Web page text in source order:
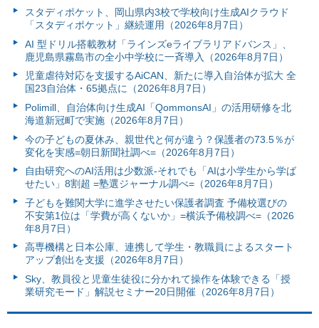
スタディポケット、岡山県内3校で学校向け生成AIクラウド
「スタディポケット」継続運用（2026年8月7日）
AI 型ドリル搭載教材「ラインズeライブラリアドバンス」、
鹿児島県霧島市の全小中学校に一斉導入（2026年8月7日）
児童虐待対応を支援するAiCAN、新たに導入自治体が拡大 全
国23自治体・65拠点に（2026年8月7日）
Polimill、自治体向け生成AI「QommonsAI」の活用研修を北
海道新冠町で実施（2026年8月7日）
今の子どもの夏休み、親世代と何が違う？保護者の73.5％が
変化を実感=朝日新聞社調べ=（2026年8月7日）
自由研究へのAI活用は少数派-それでも「AIは小学生から学ば
せたい」8割超 =塾選ジャーナル調べ=（2026年8月7日）
子どもを難関大学に進学させたい保護者調査 予備校選びの
不安第1位は「学費が高くないか」=横浜予備校調べ=（2026
年8月7日）
高専機構と日本公庫、連携して学生・教職員によるスタート
アップ創出を支援（2026年8月7日）
Sky、教員役と児童生徒役に分かれて操作を体験できる「授
業研究モード」解説セミナー20日開催（2026年8月7日）